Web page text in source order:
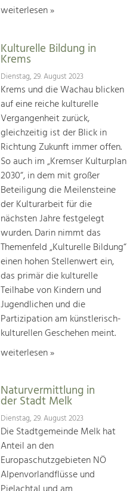
weiterlesen »
Kulturelle Bildung in
Krems
Dienstag, 29. August 2023
Krems und die Wachau blicken
auf eine reiche kulturelle
Vergangenheit zurück,
gleichzeitig ist der Blick in
Richtung Zukunft immer offen.
So auch im „Kremser Kulturplan
2030“, in dem mit großer
Beteiligung die Meilensteine
der Kulturarbeit für die
nächsten Jahre festgelegt
wurden. Darin nimmt das
Themenfeld „Kulturelle Bildung“
einen hohen Stellenwert ein,
das primär die kulturelle
Teilhabe von Kindern und
Jugendlichen und die
Partizipation am künstlerisch-
kulturellen Geschehen meint.
weiterlesen »
Naturvermittlung in
der Stadt Melk
Dienstag, 29. August 2023
Die Stadtgemeinde Melk hat
Anteil an den
Europaschutzgebieten NÖ
Alpenvorlandflüsse und